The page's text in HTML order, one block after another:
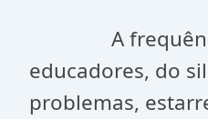
A
educadores, do
problemas,